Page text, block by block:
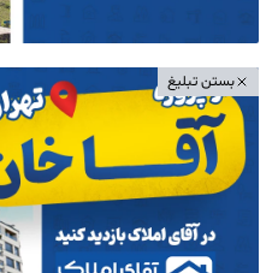
بستن تبلیغ